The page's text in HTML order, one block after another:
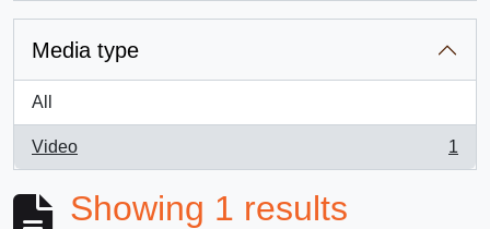
Media type
All
Video
, 1 results
1
Showing 1 results